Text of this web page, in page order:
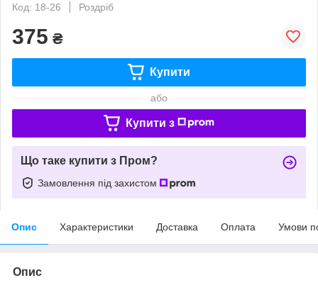
Код: 18-26
Роздріб
375 ₴
Купити
або
Купити з
Що таке купити з Пром?
Замовлення під захистом
Опис Характеристики Доставка Оплата Умови
Опис